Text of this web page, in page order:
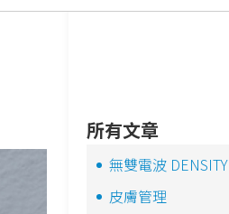
所有文章
無雙電波 DENSITY
皮膚管理